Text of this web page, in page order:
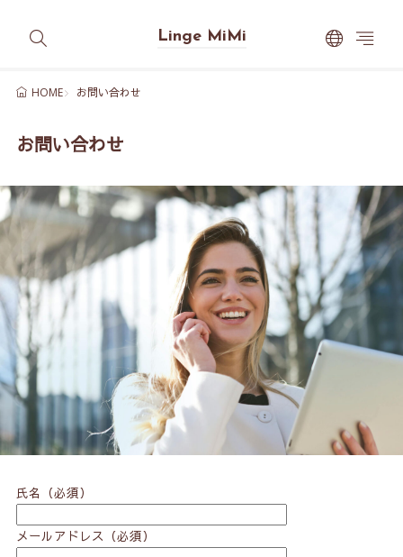
Linge MiMi
HOME お問い合わせ
お問い合わせ
氏名（必須）
メールアドレス（必須）